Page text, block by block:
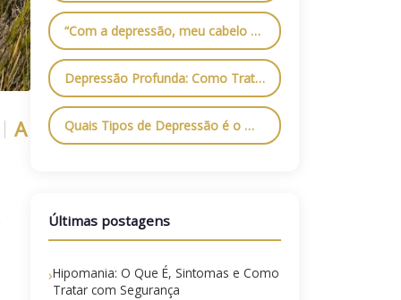
A
“Com a depressão, meu cabelo caiu todo, tive alopecia”, conta influenciadora
Depressão Profunda: Como Tratar a Doença?
Quais Tipos de Depressão é o Mais Grave?
Últimas postagens
›Hipomania: O Que É, Sintomas e Como
Tratar com Segurança